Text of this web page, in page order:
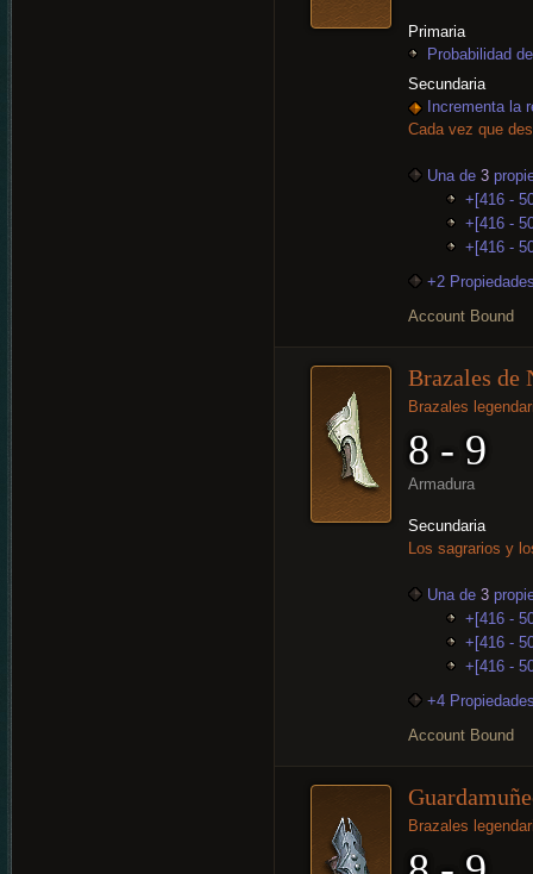
Primaria
Probabilidad
Secundaria
Incrementa la
Cada vez que
Una de 3
+[416 -
+[416 -
+[416 -
+2
Account Bound
Brazales de
Brazales
8 - 9
Armadura
Secundaria
Los sagrarios y
Una de 3
+[416 -
+[416 -
+[416 -
+4
Account Bound
Brazales